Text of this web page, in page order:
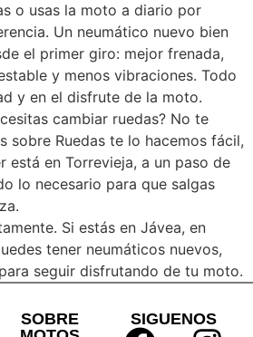
o usas la moto a diario por
Un neumático nuevo bien
el primer giro: mejor frenada,
y menos vibraciones. Todo
y en el disfrute de la moto.
cambiar ruedas? No te
sobre Ruedas te lo hacemos fácil,
está en Torrevieja, a un paso de
lo necesario para que salgas
Si estás en Jávea, en
tener neumáticos nuevos,
seguir disfrutando de tu moto.
SOBRE
SIGUENOS